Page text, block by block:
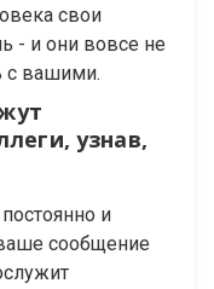
свои
- и они вовсе не
с вашими.
узнав,
и
сообщение